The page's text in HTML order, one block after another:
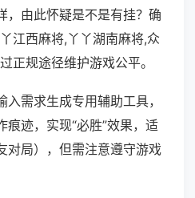
，由此怀疑是不是有挂？确
江西麻将,丫丫湖南麻将,众
正规途径维护游戏公平。
需求生成专用辅助工具，
迹，实现“必胜”效果，适
对局），但需注意遵守游戏